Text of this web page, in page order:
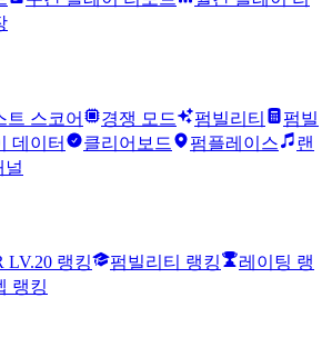
트 스코어 경쟁 모드 펌빌리티
펌빌
데이터 클리어보드 펌플레이스
랜
널
LV.20 랭킹 펌빌리티 랭킹
레이팅 랭
랭킹